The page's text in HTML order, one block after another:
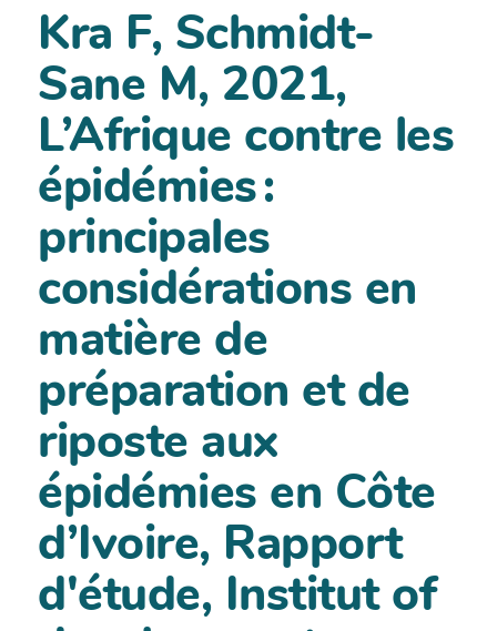
Kra F, Schmidt-
Sane M, 2021,
L’Afrique contre les
épidémies :
principales
considérations en
matière de
préparation et de
riposte aux
épidémies en Côte
d’Ivoire, Rapport
d'étude, Institut of